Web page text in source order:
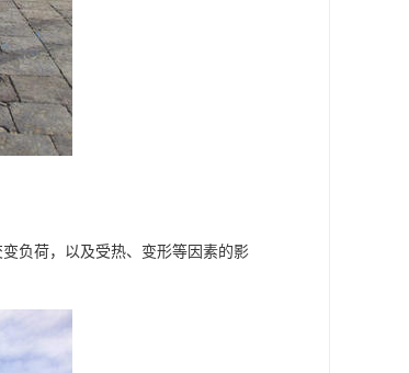
负荷，以及受热、变形等因素的影